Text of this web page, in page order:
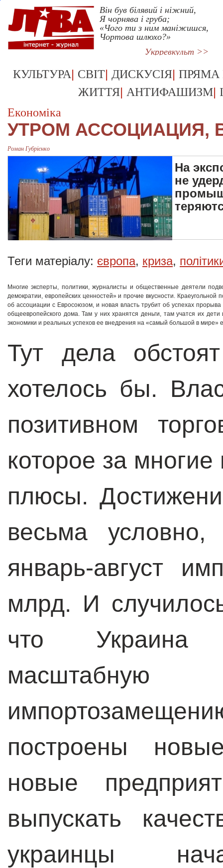
Він був білявий і ніжний,
Я чорнява і груба;
«Чого ти з ним маніжишся,
Чортова шлюхо?»
Укрревкульт >>
КУЛЬТУРА| СВІТ| ДИСКУСІЯ| ПРЯМА
ЖИТТЯ| АНТИФАШИЗМ|
Економіка
УТРОМ АССОЦИАЦИЯ,
Роман Губрієнко
На
не
Теги матеріалу: європа, криза,
Многие эксперты, политики, журналисты и общественные деятели
демократии, европейских ценностей» и прочие вкусности.
об ассоциации с Евросоюзом, и новая власть трубит об успехах
общеевропейского дома. Там у них хранятся деньги, там учатся их
экономики и реальных успехов ее внедрения на «самый большой в мире»
Тут дела
хотелось бы.
позитивном
которое за
плюсы.
весьма
январь-август
млрд. И
что Украина
построены
новые
выпускать
украинцы